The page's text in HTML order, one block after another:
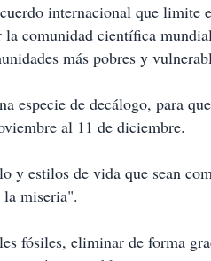
internacional que limite
comunidad científica
más pobres y
especie de decálogo, para
al 11 de diciembre.
y estilos de vida que sean
la miseria".
fósiles, eliminar de forma